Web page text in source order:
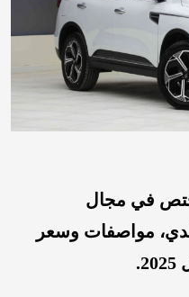
في مجال
مواصفات وسعر